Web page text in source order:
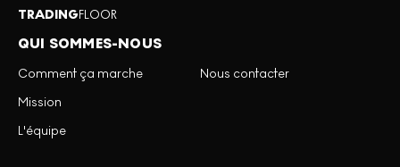
TRADINGFLOOR
QUI SOMMES-NOUS
Comment ça marche
Mission
L'équipe
Nous contacter